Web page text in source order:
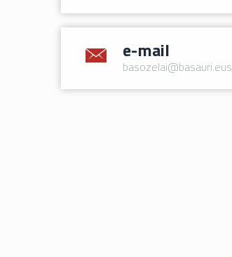
e-mail
basozelai@basauri.eus